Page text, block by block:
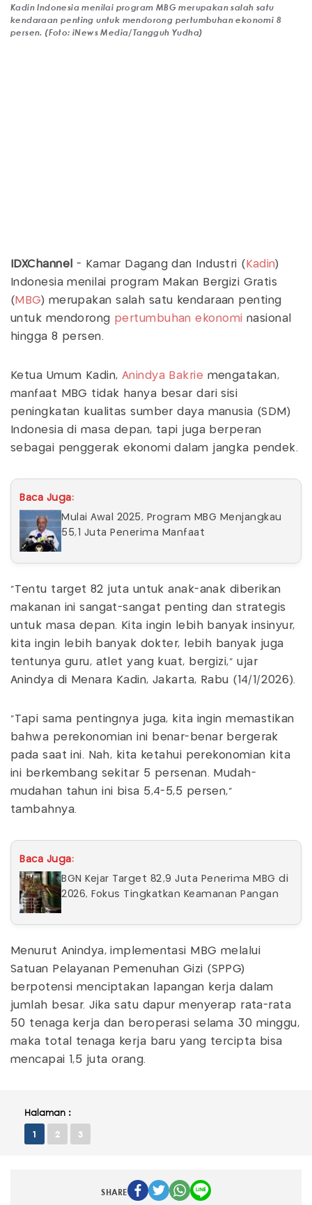
Kadin Indonesia menilai program MBG merupakan salah satu
kendaraan penting untuk mendorong pertumbuhan ekonomi 8
persen. (Foto: iNews Media/Tangguh Yudha)
IDXChannel - Kamar Dagang dan Industri ( Kadin)
Indonesia menilai program Makan Bergizi Gratis
( MBG) merupakan salah satu kendaraan penting
untuk mendorong pertumbuhan ekonomi nasional
hingga 8 persen.
Ketua Umum Kadin, Anindya Bakrie mengatakan,
manfaat MBG tidak hanya besar dari sisi
peningkatan kualitas sumber daya manusia (SDM)
Indonesia di masa depan, tapi juga berperan
sebagai penggerak ekonomi dalam jangka pendek.
Baca Juga:
Mulai Awal 2025, Program MBG Menjangkau
55,1 Juta Penerima Manfaat
"Tentu target 82 juta untuk anak-anak diberikan
makanan ini sangat-sangat penting dan strategis
untuk masa depan. Kita ingin lebih banyak insinyur,
kita ingin lebih banyak dokter, lebih banyak juga
tentunya guru, atlet yang kuat, bergizi," ujar
Anindya di Menara Kadin, Jakarta, Rabu (14/1/2026).
"Tapi sama pentingnya juga, kita ingin memastikan
bahwa perekonomian ini benar-benar bergerak
pada saat ini. Nah, kita ketahui perekonomian kita
ini berkembang sekitar 5 persenan. Mudah-
mudahan tahun ini bisa 5,4-5,5 persen,"
tambahnya.
Baca Juga:
BGN Kejar Target 82,9 Juta Penerima MBG di
2026, Fokus Tingkatkan Keamanan Pangan
Menurut Anindya, implementasi MBG melalui
Satuan Pelayanan Pemenuhan Gizi (SPPG)
berpotensi menciptakan lapangan kerja dalam
jumlah besar. Jika satu dapur menyerap rata-rata
50 tenaga kerja dan beroperasi selama 30 minggu,
maka total tenaga kerja baru yang tercipta bisa
mencapai 1,5 juta orang.
Halaman :
1 2 3
SHARE